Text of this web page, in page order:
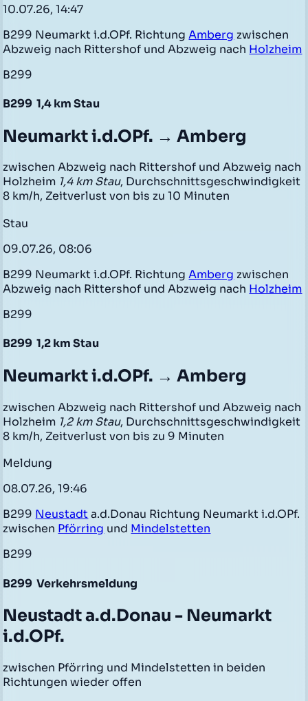
10.07.26, 14:47
B299 Neumarkt i.d.OPf. RichtungAmberg zwischen
Abzweig nach Rittershof und Abzweig nach Holzheim
B299
B299 1,4 km Stau
Neumarkt i.d.OPf. → Amberg
zwischen Abzweig nach Rittershof und Abzweig nach
Holzheim 1,4 km Stau, Durchschnittsgeschwindigkeit
8 km/h, Zeitverlust von bis zu 10 Minuten
Stau
09.07.26, 08:06
B299 Neumarkt i.d.OPf. RichtungAmberg zwischen
Abzweig nach Rittershof und Abzweig nach Holzheim
B299
B299 1,2 km Stau
Neumarkt i.d.OPf. → Amberg
zwischen Abzweig nach Rittershof und Abzweig nach
Holzheim 1,2 km Stau, Durchschnittsgeschwindigkeit
8 km/h, Zeitverlust von bis zu 9 Minuten
Meldung
08.07.26, 19:46
B299 Neustadta.d.Donau Richtung Neumarkt i.d.OPf.
zwischen Pförring und Mindelstetten
B299
B299 Verkehrsmeldung
Neustadt a.d.Donau - Neumarkt
i.d.OPf.
zwischen Pförring und Mindelstetten in beiden
Richtungen wieder offen